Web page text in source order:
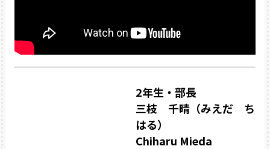
2年生・部長
三枝 千晴（みえだ ち
はる）
Chiharu Mieda